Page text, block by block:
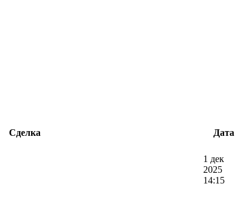
Сделка Дата
1 дек
2025
14:15